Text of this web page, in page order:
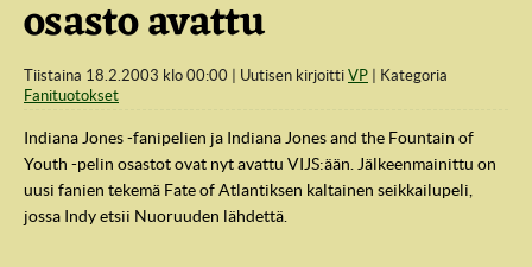
osasto avattu
Tiistaina 18.2.2003 klo 00:00 Uutisen kirjoitti VP
Kategoria
Fanituotokset
Indiana Jones -fanipelien ja Indiana Jones and the Fountain of
Youth -pelin osastot ovat nyt avattu VIJS:ään. Jälkeenmainittu on
uusi fanien tekemä Fate of Atlantiksen kaltainen seikkailupeli,
jossa Indy etsii Nuoruuden lähdettä.